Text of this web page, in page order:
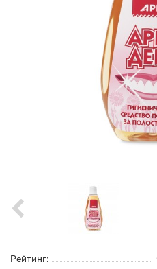
Рейтинг: